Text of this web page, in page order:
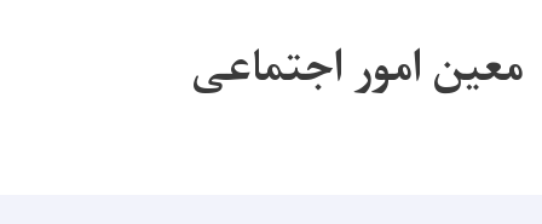
معین امور اجتماعی